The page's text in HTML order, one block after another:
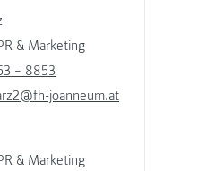
& Marketing
– 8853
joanneum.at
& Marketing